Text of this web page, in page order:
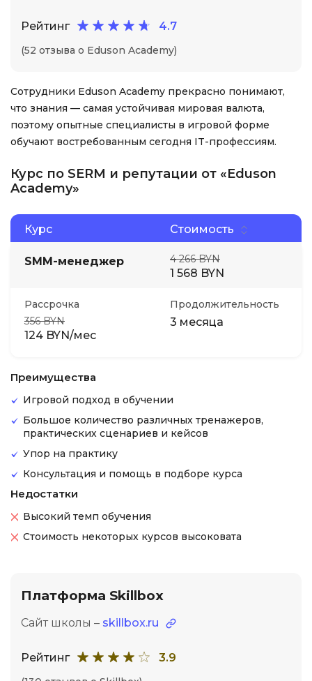
Рейтинг 4.7
(52 отзыва о Eduson Academy)
Сотрудники Eduson Academy прекрасно понимают,
что знания — самая устойчивая мировая валюта,
поэтому опытные специалисты в игровой форме
обучают востребованным сегодня IT-профессиям.
Курс по SERM и репутации от «Eduson
Academy»
Курс Стоимость
SMM-менеджер 4 266 BYN
1 568 BYN
Рассрочка
356 BYN
124 BYN/мес
Продолжительность
3 месяца
Преимущества
Игровой подход в обучении
Большое количество различных тренажеров,
практических сценариев и кейсов
Упор на практику
Консультация и помощь в подборе курса
Недостатки
Высокий темп обучения
Стоимость некоторых курсов высоковата
Платформа Skillbox
Сайт школы – skillbox.ru
Рейтинг 3.9